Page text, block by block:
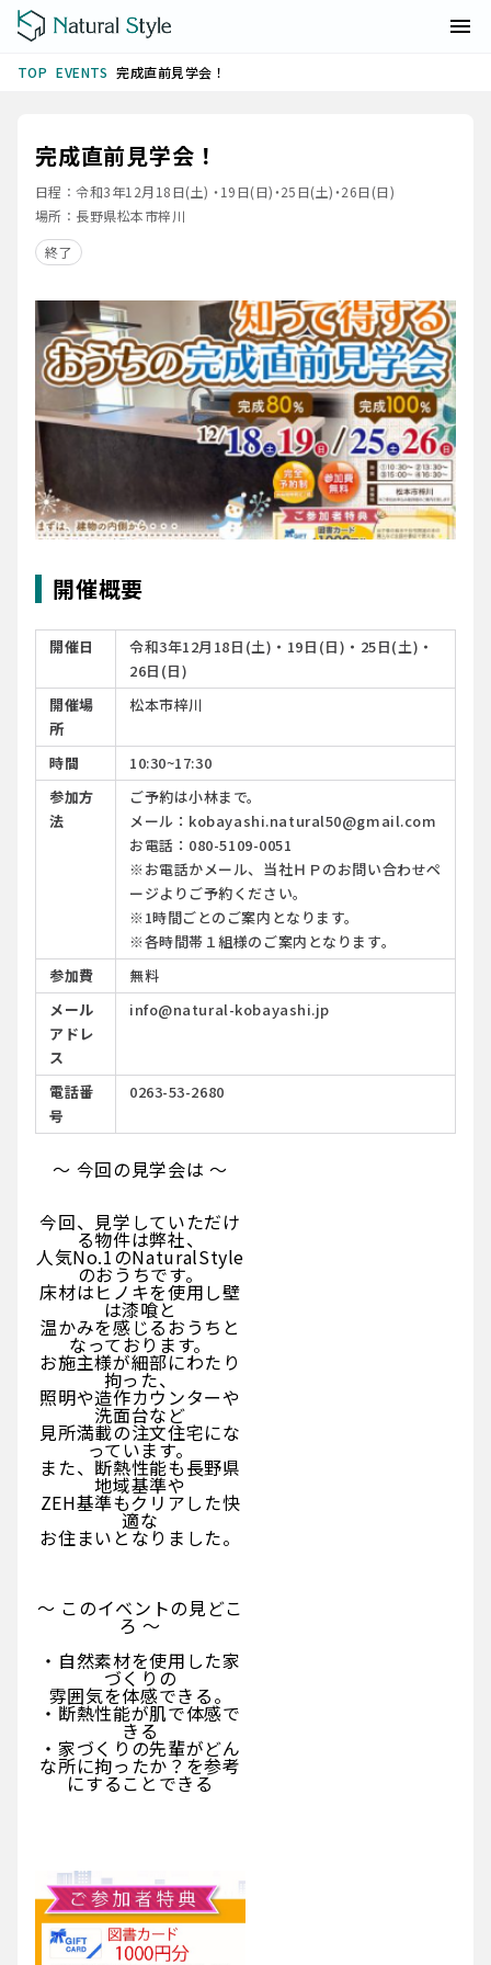
TOP EVENTS 完成直前見学会！
完成直前見学会！
日程：令和3年12月18日(土) ・19日(日)・25日(土)・26日(日)
場所： 長野県松本市梓川
終了
開催概要
開催日
令和3年12月18日(土)・19日(日)・25日(土)・
26日(日)
開催場
所
松本市梓川
時間
10:30~17:30
参加方
法
ご予約は小林まで。
メール：kobayashi.natural50@gmail.com
お電話：080-5109-0051
※ お電話かメール、当社ＨＰのお問い合わせペ
ージよりご予約ください。
※1時間ごとのご案内となります。
※各時間帯１組様のご案内となります。
参加費
無料
メール
アドレ
ス
info@natural-kobayashi.jp
電話番
号
0263-53-2680
～ 今回の見学会は ～
今回、見学していただけ
る物件は弊社、
人気No.1のNaturalStyle
のおうちです。
床材はヒノキを使用し壁
は漆喰と
温かみを感じるおうちと
なっております。
お施主様が細部にわたり
拘った、
照明や造作カウンターや
洗面台など
見所満載の注文住宅にな
っています。
また、断熱性能も長野県
地域基準や
ZEH基準もクリアした快
適な
お住まいとなりました。
～ このイベントの見どこ
ろ ～
・自然素材を使用した家
づくりの
雰囲気を体感できる。
・断熱性能が肌で体感で
きる
・家づくりの先輩がどん
な所に拘ったか？を参考
にすることできる